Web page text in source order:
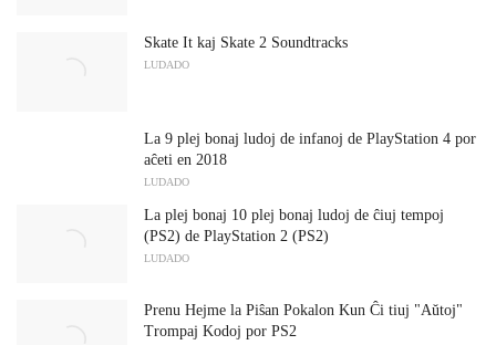
Skate It kaj Skate 2 Soundtracks
LUDADO
La 9 plej bonaj ludoj de infanoj de PlayStation 4 por
aĉeti en 2018
LUDADO
La plej bonaj 10 plej bonaj ludoj de ĉiuj tempoj
(PS2) de PlayStation 2 (PS2)
LUDADO
Prenu Hejme la Piŝan Pokalon Kun Ĉi tiuj "Aŭtoj"
Trompaj Kodoj por PS2